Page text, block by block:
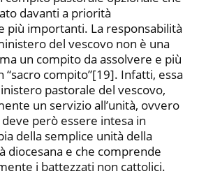
davanti a priorità
più importanti. La responsabilità
del vescovo non è una
un compito da assolvere e più
“sacro compito”[19]. Infatti, essa
pastorale del vescovo,
un servizio all’unità, ovvero
deve però essere intesa in
della semplice unità della
diocesana e che comprende
i battezzati non cattolici.